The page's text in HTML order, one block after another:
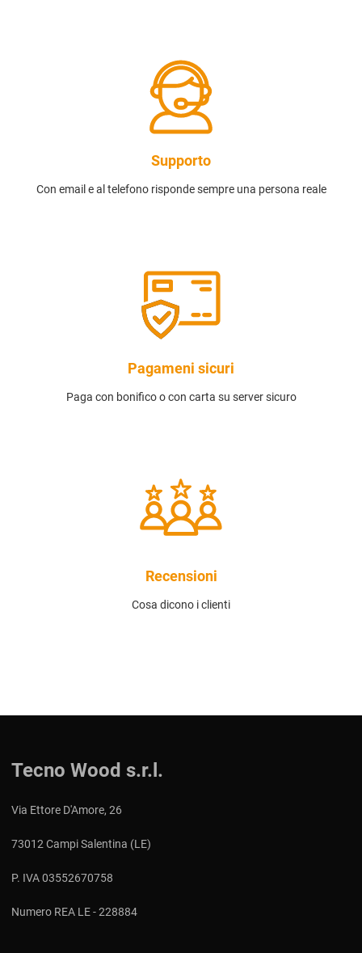
Supporto
Con email e al telefono risponde sempre una persona reale
Pagameni sicuri
Paga con bonifico o con carta su server sicuro
Recensioni
Cosa dicono i clienti
Tecno Wood s.r.l.
Via Ettore D'Amore, 26
73012 Campi Salentina (LE)
P. IVA 03552670758
Numero REA LE - 228884